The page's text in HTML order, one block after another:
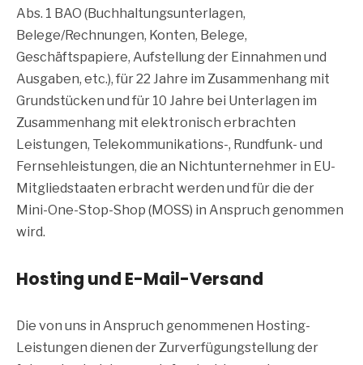
Abs. 1 BAO (Buchhaltungsunterlagen,
Belege/Rechnungen, Konten, Belege,
Geschäftspapiere, Aufstellung der Einnahmen und
Ausgaben, etc.), für 22 Jahre im Zusammenhang mit
Grundstücken und für 10 Jahre bei Unterlagen im
Zusammenhang mit elektronisch erbrachten
Leistungen, Telekommunikations-, Rundfunk- und
Fernsehleistungen, die an Nichtunternehmer in EU-
Mitgliedstaaten erbracht werden und für die der
Mini-One-Stop-Shop (MOSS) in Anspruch genommen
wird.
Hosting und E-Mail-Versand
Die von uns in Anspruch genommenen Hosting-
Leistungen dienen der Zurverfügungstellung der